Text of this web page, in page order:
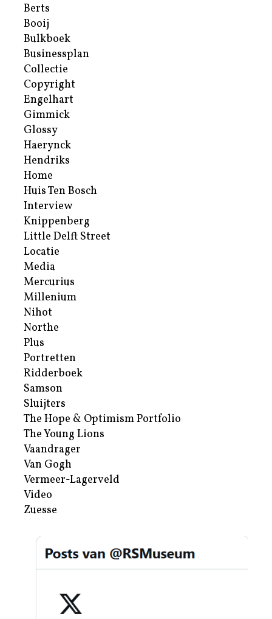
Berts
Booij
Bulkboek
Businessplan
Collectie
Copyright
Engelhart
Gimmick
Glossy
Haerynck
Hendriks
Home
Huis Ten Bosch
Interview
Knippenberg
Little Delft Street
Locatie
Media
Mercurius
Millenium
Nihot
Northe
Plus
Portretten
Ridderboek
Samson
Sluijters
The Hope & Optimism Portfolio
The Young Lions
Vaandrager
Van Gogh
Vermeer-Lagerveld
Video
Zuesse